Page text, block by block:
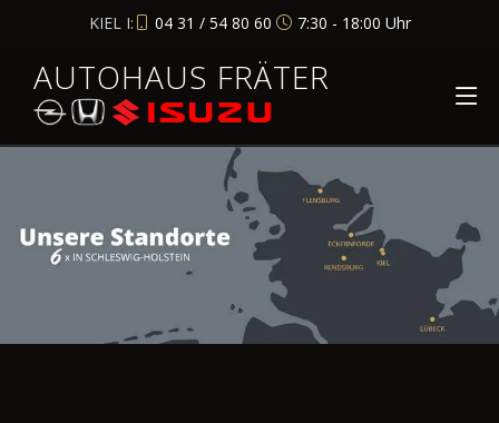
KIEL I: 04 31 / 54 80 60 7:30 - 18:00 Uhr
AUTOHAUS FRÄTER